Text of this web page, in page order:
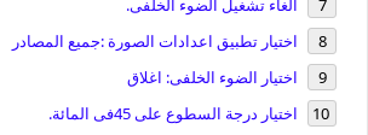
الغاء تشغيل الضوء الخلفى.
اختيار تطبيق اعدادات الصورة :جميع المصادر
اختيار الضوء الخلفى: اغلاق
اختيار درجة السطوع على 45فى المائة.